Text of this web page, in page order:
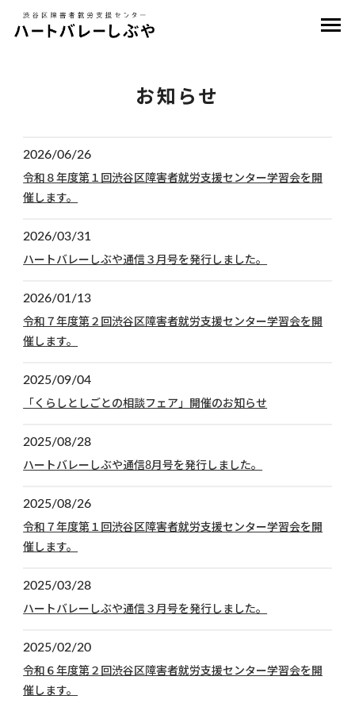
お知らせ
2026/06/26
令和８年度第１回渋谷区障害者就労支援センター学習会を開
催します。
2026/03/31
ハートバレーしぶや通信３月号を発行しました。
2026/01/13
令和７年度第２回渋谷区障害者就労支援センター学習会を開
催します。
2025/09/04
「くらしとしごとの相談フェア」開催のお知らせ
2025/08/28
ハートバレーしぶや通信8月号を発行しました。
2025/08/26
令和７年度第１回渋谷区障害者就労支援センター学習会を開
催します。
2025/03/28
ハートバレーしぶや通信３月号を発行しました。
2025/02/20
令和６年度第２回渋谷区障害者就労支援センター学習会を開
催します。